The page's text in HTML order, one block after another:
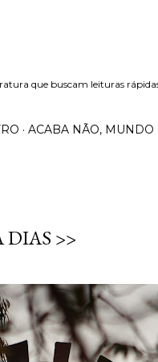
que buscam leituras
ACABA NÃO, MUNDO
DIAS >>